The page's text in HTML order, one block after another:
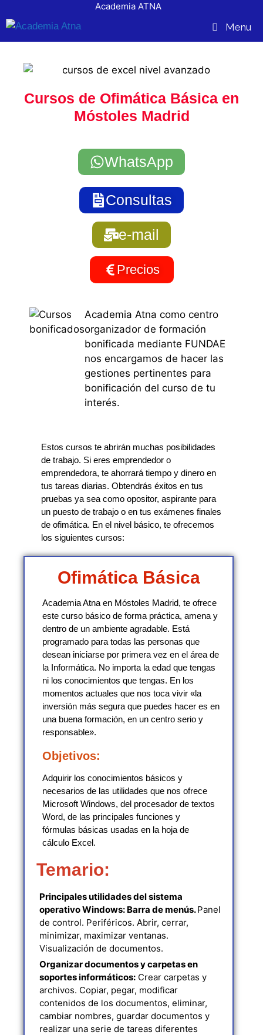
Academia ATNA
Menu
Cursos de Ofimática Básica en
Móstoles Madrid
WhatsApp
Consultas
e-mail
Precios
Academia Atna como centro
organizador de formación
bonificada mediante FUNDAE
nos encargamos de hacer las
gestiones pertinentes para
bonificación del curso de tu
interés.
Estos cursos te abrirán muchas posibilidades
de trabajo. Si eres emprendedor o
emprendedora, te ahorrará tiempo y dinero en
tus tareas diarias. Obtendrás éxitos en tus
pruebas ya sea como opositor, aspirante para
un puesto de trabajo o en tus exámenes finales
de ofimática. En el nivel básico, te ofrecemos
los siguientes cursos:
Ofimática Básica
Academia Atna en Móstoles Madrid, te ofrece
este curso básico de forma práctica, amena y
dentro de un ambiente agradable. Está
programado para todas las personas que
desean iniciarse por primera vez en el área de
la Informática. No importa la edad que tengas
ni los conocimientos que tengas. En los
momentos actuales que nos toca vivir «la
inversión más segura que puedes hacer es en
una buena formación, en un centro serio y
responsable».
Objetivos:
Adquirir los conocimientos básicos y
necesarios de las utilidades que nos ofrece
Microsoft Windows, del procesador de textos
Word, de las principales funciones y
fórmulas básicas usadas en la hoja de
cálculo Excel.
Temario:
Principales utilidades del sistema
operativo Windows: Barra de menús.Panel
de control. Periféricos. Abrir, cerrar,
minimizar, maximizar ventanas.
Visualización de documentos.
Organizar documentos y carpetas en
soportes informáticos: Crear carpetas y
archivos. Copiar, pegar, modificar
contenidos de los documentos, eliminar,
cambiar nombres, guardar documentos y
realizar una serie de tareas diferentes